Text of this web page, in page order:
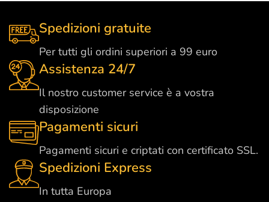
Spedizioni gratuite
Per tutti gli ordini superiori a 99 euro
Assistenza 24/7
Il nostro customer service è a vostra
disposizione
Pagamenti sicuri
Pagamenti sicuri e criptati con certificato SSL.
Spedizioni Express
In tutta Europa